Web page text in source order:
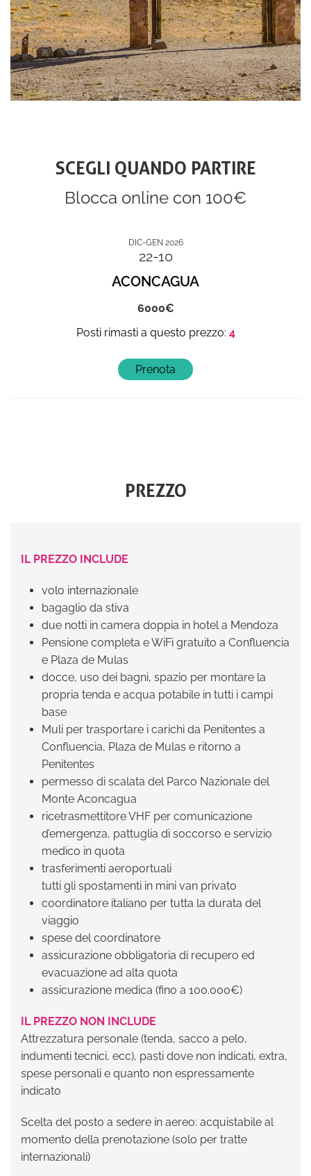
SCEGLI QUANDO PARTIRE
Blocca online con 100€
DIC-GEN 2026
22-10
ACONCAGUA
6000
4
PREZZO
IL PREZZO INCLUDE
volo internazionale
bagaglio da stiva
due notti in camera doppia in hotel a Mendoza
Pensione completa e WiFi gratuito a Confluencia
e Plaza de Mulas
docce, uso dei bagni, spazio per montare la
propria tenda e acqua potabile in tutti i campi
base
Muli per trasportare i carichi da Penitentes a
Confluencia, Plaza de Mulas e ritorno a
Penitentes
permesso di scalata del Parco Nazionale del
Monte Aconcagua
ricetrasmettitore VHF per comunicazione
d’emergenza, pattuglia di soccorso e servizio
medico in quota
trasferimenti aeroportuali
tutti gli spostamenti in mini van privato
coordinatore italiano per tutta la durata del
viaggio
spese del coordinatore
assicurazione obbligatoria di recupero ed
evacuazione ad alta quota
assicurazione medica (fino a 100.000€)
IL PREZZO NON INCLUDE
Attrezzatura personale (tenda, sacco a pelo,
indumenti tecnici, ecc), pasti dove non indicati, extra,
spese personali e quanto non espressamente
indicato
Scelta del posto a sedere in aereo: acquistabile al
momento della prenotazione (solo per tratte
internazionali)